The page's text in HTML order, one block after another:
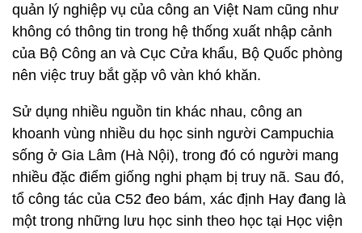
quản lý nghiệp vụ của công an Việt Nam cũng như
không có thông tin trong hệ thống xuất nhập cảnh
của Bộ Công an và Cục Cửa khẩu, Bộ Quốc phòng
nên việc truy bắt gặp vô vàn khó khăn.
Sử dụng nhiều nguồn tin khác nhau, công an
khoanh vùng nhiều du học sinh người Campuchia
sống ở Gia Lâm (Hà Nội), trong đó có người mang
nhiều đặc điểm giống nghi phạm bị truy nã. Sau đó,
tổ công tác của C52 đeo bám, xác định Hay đang là
một trong những lưu học sinh theo học tại Học viện